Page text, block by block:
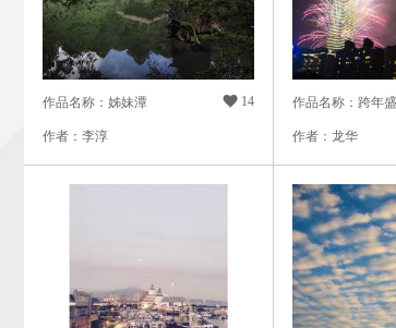
作品名称：姊妹潭  14
作者：李淳 作者：龙华